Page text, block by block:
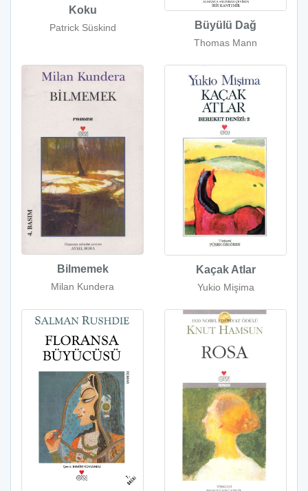
Koku
Patrick Süskind Büyülü Dağ
Thomas Mann
Bilmemek
Milan Kundera
Kaçak Atlar
Yukio Mişima